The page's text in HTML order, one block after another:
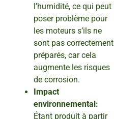
l’humidité, ce qui peut
poser problème pour
les moteurs s’ils ne
sont pas correctement
préparés, car cela
augmente les risques
de corrosion.
Impact
environnemental:
Étant produit à partir